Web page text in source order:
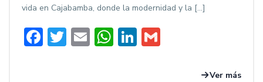
vida en Cajabamba, donde la modernidad y la […]
Facebook
Twitter
EmailWhatsApp
LinkedIn
Ver más